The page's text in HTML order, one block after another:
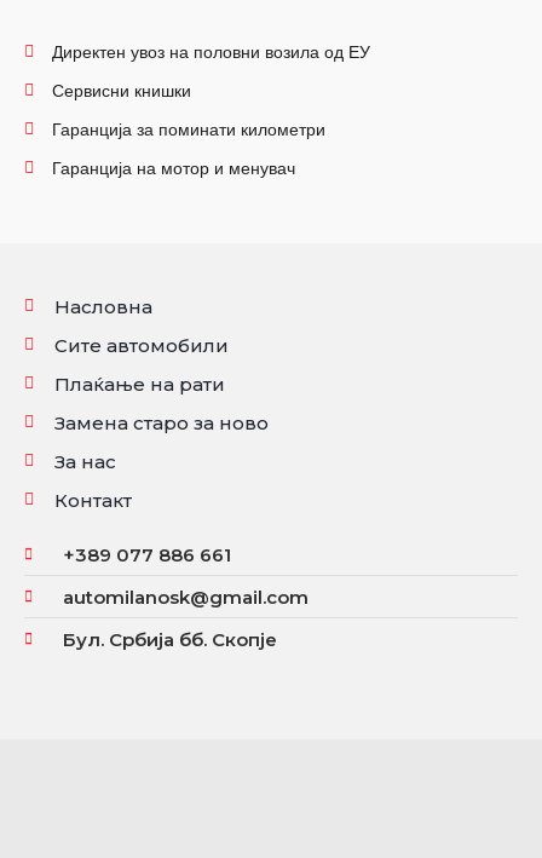
Директен увоз на половни возила од ЕУ
Сервисни книшки
Гаранција за поминати километри
Гаранција на мотор и менувач
Насловна
Сите автомобили
Плаќање на рати
Замена старо за ново
За нас
Контакт
+389 077 886 661
automilanosk@gmail.com
Бул. Србија бб. Скопје